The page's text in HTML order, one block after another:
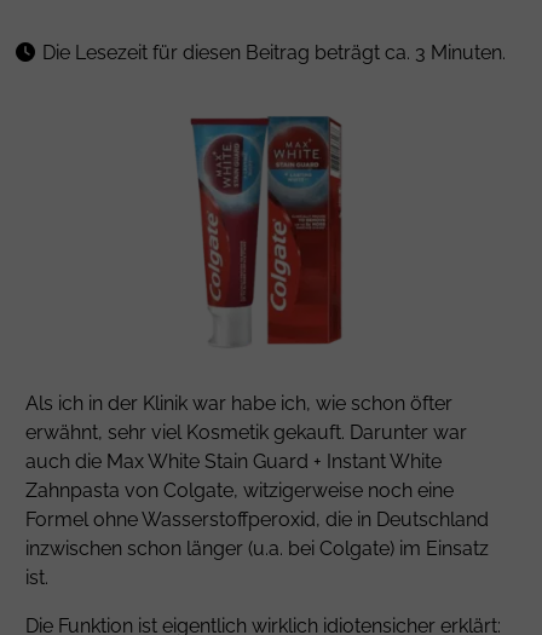
Die Lesezeit für diesen Beitrag beträgt ca. 3 Minuten.
Als ich in der Klinik war habe ich, wie schon öfter
erwähnt, sehr viel Kosmetik gekauft. Darunter war
auch die Max White Stain Guard + Instant White
Zahnpasta von Colgate, witzigerweise noch eine
Formel ohne Wasserstoffperoxid, die in Deutschland
inzwischen schon länger (u.a. bei Colgate) im Einsatz
ist.
Die Funktion ist eigentlich wirklich idiotensicher erklärt: